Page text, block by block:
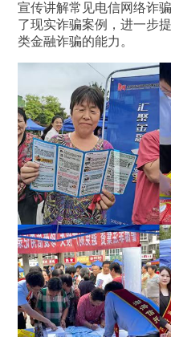
宣传讲解常见电信网络诈
了现实诈骗案例，进一步
类金融诈骗的能力。